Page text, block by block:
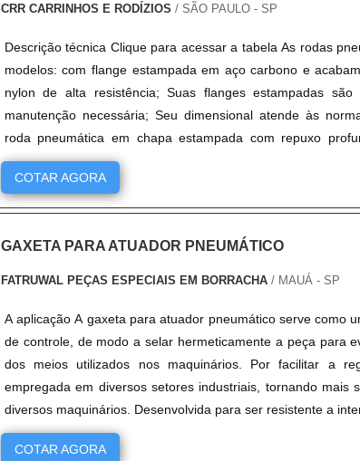
CRR CARRINHOS E RODÍZIOS / SÃO PAULO - SP
Descrição técnica Clique para acessar a tabela As rodas
modelos: com flange estampada em aço carbono e
nylon de alta resistência; Suas flanges estampadas
manutenção necessária; Seu dimensional atende às
roda pneumática em chapa estampada com repuxo
colocação de pne....
COTAR AGORA
GAXETA PARA ATUADOR PNEUMÁTICO
FATRUWAL PEÇAS ESPECIAIS EM BORRACHA/ MAUÁ - SP
A aplicação A gaxeta para atuador pneumático serve como
de controle, de modo a selar hermeticamente a peça para
dos meios utilizados nos maquinários. Por facilitar a
empregada em diversos setores industriais, tornando mais
diversos maquinários. Desenvolvida para ser resistente a
COTAR AGORA